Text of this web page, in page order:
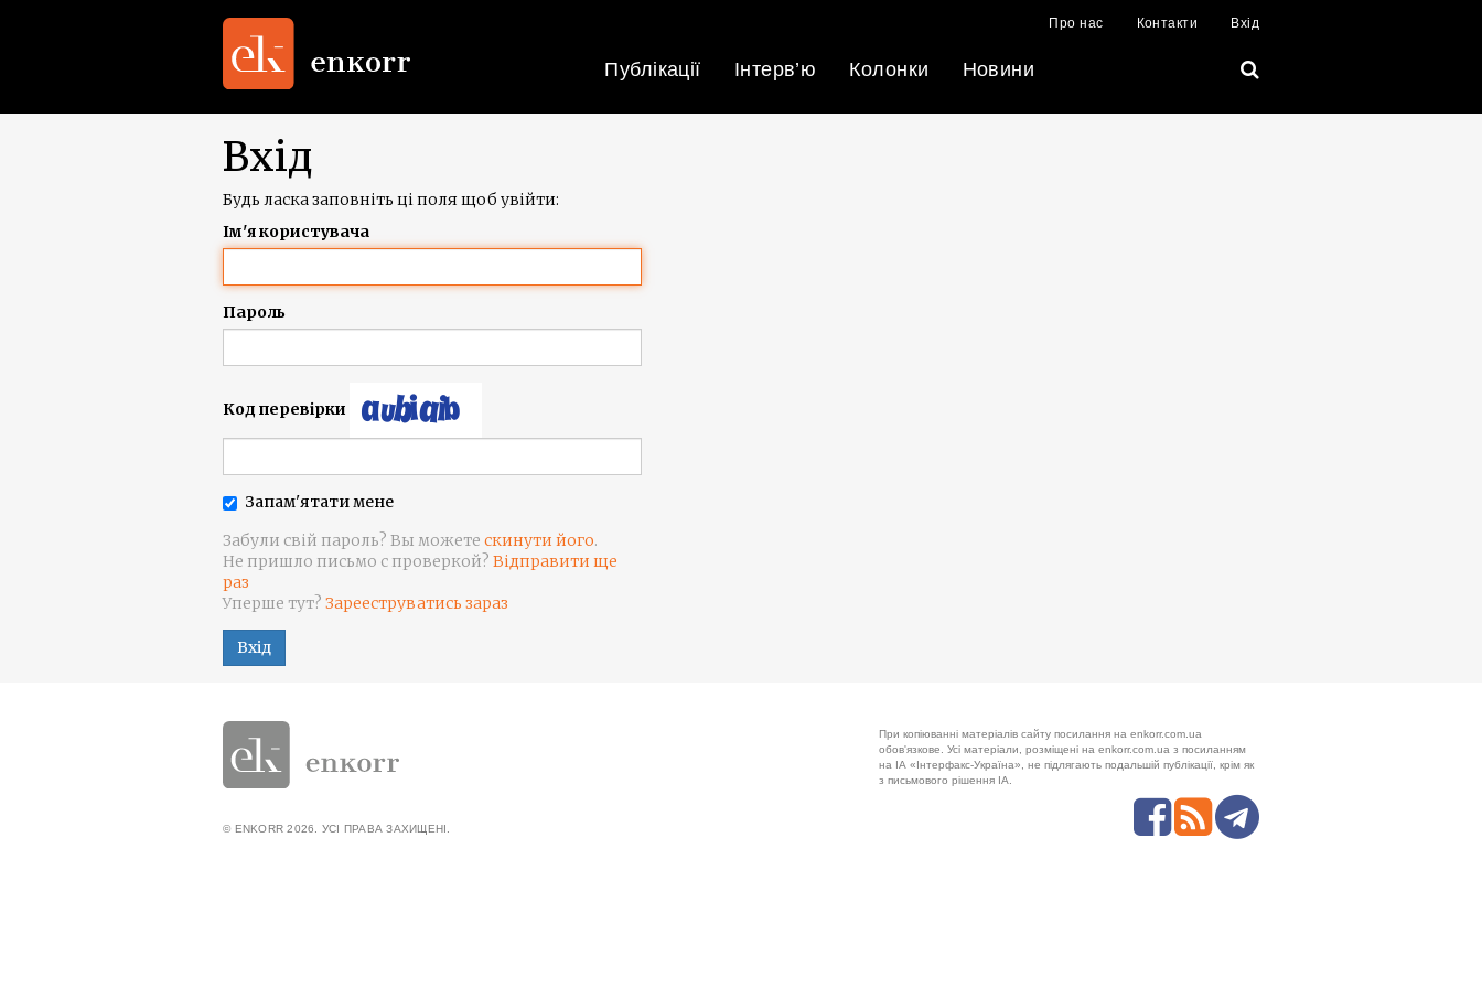
Про нас Контакти Вхід
Публікації Інтерв’ю Колонки Новини
Вхід
Будь ласка заповніть ці поля щоб увійти:
Ім'я користувача
Пароль
Код перевірки
Запам'ятати мене
Забули свій пароль? Вы можете скинути його.
Не пришло письмо с проверкой? Відправити ще
раз
Уперше тут? Зарееструватись зараз
Вхід
При копіюванні матеріалів сайту посилання на enkorr.com.ua
обов'язкове. Усі матеріали, розміщені на enkorr.com.ua з посиланням
на ІА «Інтерфакс-Україна», не підлягають подальшій публікації, крім як
з письмового рішення ІА.
© ENKORR 2026. УСІ ПРАВА ЗАХИЩЕНІ.